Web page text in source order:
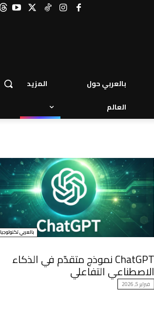
بالعربي حول
العالم
المزيد
بالعربي تكنولوجيا
ChatGPT نموذج متقدّم في الذكاء
الاصطناعي التفاعلي
فبراير 5, 2026